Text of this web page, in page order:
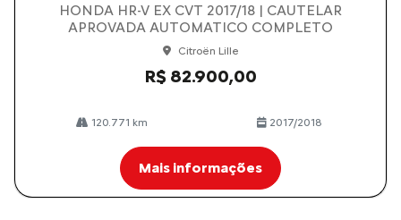
HONDA HR-V EX CVT 2017/18 | CAUTELAR
APROVADA AUTOMATICO COMPLETO
Citroën Lille
R$ 82.900,00
120.771 km 2017/2018
Mais informações